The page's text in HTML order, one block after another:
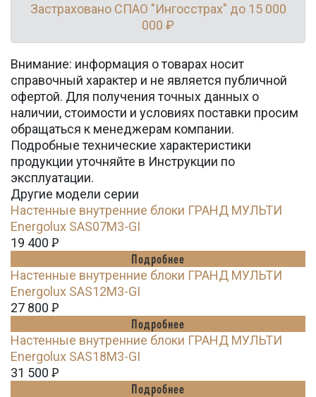
Застраховано СПАО "Ингосстрах" до 15 000
000 ₽
Внимание: информация о товарах носит
справочный характер и не является публичной
офертой. Для получения точных данных о
наличии, стоимости и условиях поставки просим
обращаться к менеджерам компании.
Подробные технические характеристики
продукции уточняйте в Инструкции по
эксплуатации.
Другие модели серии
Настенные внутренние блоки ГРАНД МУЛЬТИ
Energolux SAS07M3-GI
19 400 Ꝑ
Подробнее
Настенные внутренние блоки ГРАНД МУЛЬТИ
Energolux SAS12M3-GI
27 800 Ꝑ
Подробнее
Настенные внутренние блоки ГРАНД МУЛЬТИ
Energolux SAS18M3-GI
31 500 Ꝑ
Подробнее